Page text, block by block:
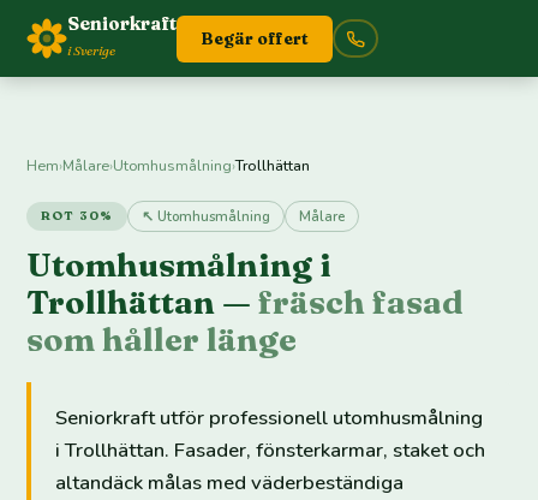
Seniorkraft
i Sverige
Begär offert
Hem›Målare›Utomhusmålning›Trollhättan
ROT 30% ↖ Utomhusmålning Målare
Utomhusmålning i
Trollhättan —fräsch fasad
som håller länge
Seniorkraft utför professionell utomhusmålning
i Trollhättan. Fasader, fönsterkarmar, staket och
altandäck målas med väderbeständiga